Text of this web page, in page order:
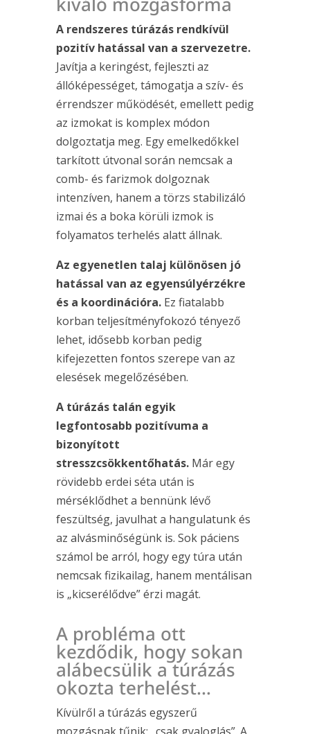
A rendszeres túrázás rendkívül
pozitív hatással van a szervezetre.
Javítja a keringést, fejleszti az
állóképességet, támogatja a szív- és
érrendszer működését, emellett pedig
az izmokat is komplex módon
dolgoztatja meg. Egy emelkedőkkel
tarkított útvonal során nemcsak a
comb- és farizmok dolgoznak
intenzíven, hanem a törzs stabilizáló
izmai és a boka körüli izmok is
folyamatos terhelés alatt állnak.
Az egyenetlen talaj különösen jó
hatással van az egyensúlyérzékre
és a koordinációra.Ez fiatalabb
korban teljesítményfokozó tényező
lehet, idősebb korban pedig
kifejezetten fontos szerepe van az
elesések megelőzésében.
A túrázás talán egyik
legfontosabb pozitívuma a
bizonyított
stresszcsökkentőhatás.Már egy
rövidebb erdei séta után is
mérséklődhet a bennünk lévő
feszültség, javulhat a hangulatunk és
az alvásminőségünk is. Sok páciens
számol be arról, hogy egy túra után
nemcsak fizikailag, hanem mentálisan
is „kicserélődve” érzi magát.
A probléma ott
kezdődik, hogy sokan
alábecsülik a túrázás
okozta terhelést…
Kívülről a túrázás egyszerű